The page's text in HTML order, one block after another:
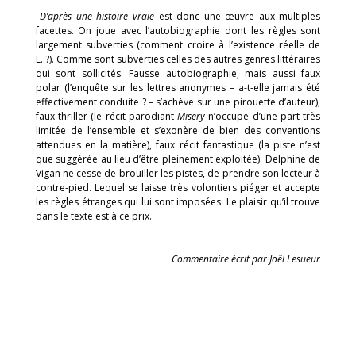
D’après une histoire vraieest donc une œuvre aux multiples
facettes. On joue avec l’autobiographie dont les règles sont
largement subverties (comment croire à l’existence réelle de
L. ?). Comme sont subverties celles des autres genres littéraires
qui sont sollicités. Fausse autobiographie, mais aussi faux
polar (l’enquête sur les lettres anonymes – a-t-elle jamais été
effectivement conduite ? – s’achève sur une pirouette d’auteur),
faux thriller (le récit parodiantMisery n’occupe d’une part très
limitée de l’ensemble et s’exonère de bien des conventions
attendues en la matière), faux récit fantastique (la piste n’est
que suggérée au lieu d’être pleinement exploitée). Delphine de
Vigan ne cesse de brouiller les pistes, de prendre son lecteur à
contre-pied. Lequel se laisse très volontiers piéger et accepte
les règles étranges qui lui sont imposées. Le plaisir qu’il trouve
dans le texte est à ce prix.
Commentaire écrit par Joël Lesueur